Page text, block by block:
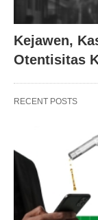
Kejawen,
Otentisitas
RECENT POSTS